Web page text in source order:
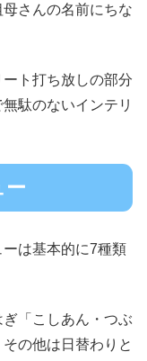
さんの名前にちな
ト打ち放しの部分
駄のないインテリ
ー
ーは基本的に7種類
「こしあん・つぶ
の他は日替わりと